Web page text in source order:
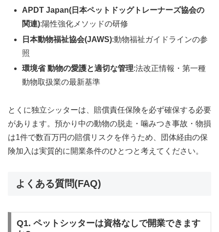
APDT Japan(日本ペットドッグトレーナーズ協会の
関連):陽性強化メソッドの研修
日本動物福祉協会(JAWS):動物福祉ガイドラインの参
照
環境省 動物の愛護と適切な管理:法改正情報・第一種
動物取扱業の最新基準
とくに独立シッターは、賠償責任保険を必ず確保する必要
があります。預かり中の動物の脱走・噛みつき事故・物損
は1件で数百万円の賠償リスクを伴うため、団体経由の保
険加入は実質的に開業条件のひとつと考えてください。
よくある質問(FAQ)
Q1. ペットシッターは資格なしで開業できます